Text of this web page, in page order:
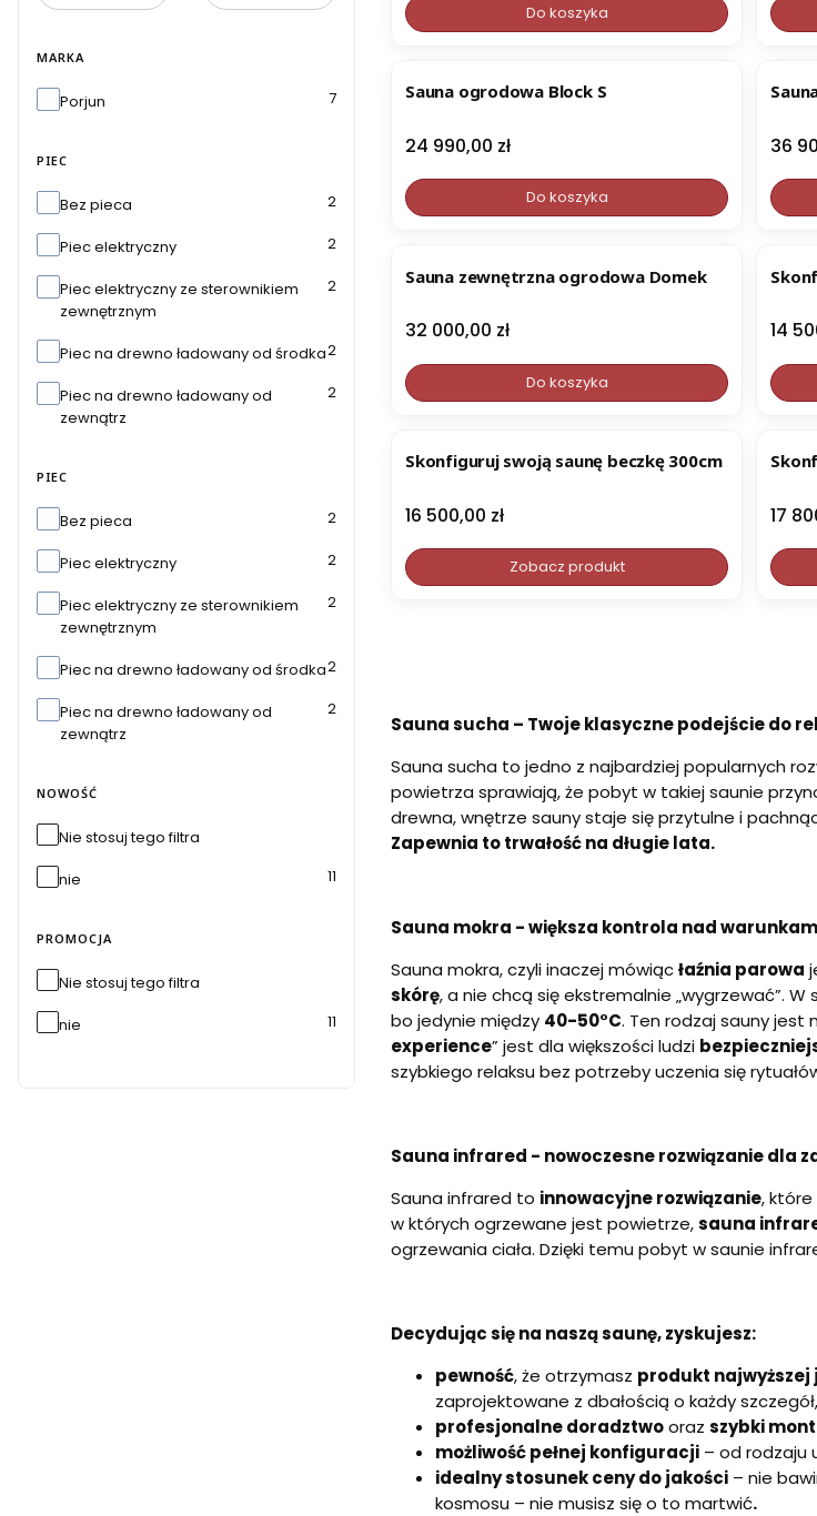
MARKA
Marka
Porjun 7
PIEC
PiecBez pieca 2
Piec elektryczny 2
Piec elektryczny ze sterownikiem
zewnętrznym
2
Piec na drewno ładowany od środka2
Piec na drewno ładowany od
zewnątrz
2
PIEC
PiecBez pieca 2
Piec elektryczny 2
Piec elektryczny ze sterownikiem
zewnętrznym
2
Piec na drewno ładowany od środka2
Piec na drewno ładowany od
zewnątrz
2
NOWOŚĆ
Nie stosuj tego filtra
nie
11
PROMOCJA
Nie stosuj tego filtra
nie
11
Do koszyka
Sauna ogrodowa Block S
Cena
24 990,00 zł
Do koszyka
Cena
36
Sauna zewnętrzna ogrodowa Domek
Cena
32 000,00 zł
Do koszyka
Cena
14
Skonfiguruj swoją saunę beczkę 300cm
Cena
16 500,00 zł
Zobacz produkt
Cena
17
Sauna sucha – Twoje klasyczne podejście do
Sauna sucha to jedno z najbardziej popularnych
powietrza sprawiają, że pobyt w takiej saunie
drewna, wnętrze sauny staje się przytulne i
Zapewnia to trwałość na długie lata.
Sauna mokra - większa kontrola nad
Sauna mokra, czyli inaczej mówiącłaźnia parowa
skórę, a nie chcą się ekstremalnie „wygrzewać”.
bo jedynie między 40-50°C. Ten rodzaj sauny jest
experience” jest dla większości ludzi
szybkiego relaksu bez potrzeby uczenia się
Sauna infrared - nowoczesne rozwiązanie dla
Sauna infrared to innowacyjne rozwiązanie,
w których ogrzewane jest powietrze,sauna
ogrzewania ciała. Dzięki temu pobyt w saunie
Decydując się na naszą saunę, zyskujesz:
pewność, że otrzymasz produkt najwyższej
zaprojektowane z dbałością o każdy szczegół,
profesjonalne doradztwooraz szybki
możliwość pełnej konfiguracji – od rodzaju
idealny stosunek ceny do jakości – nie
kosmosu – nie musisz się o to martwić.